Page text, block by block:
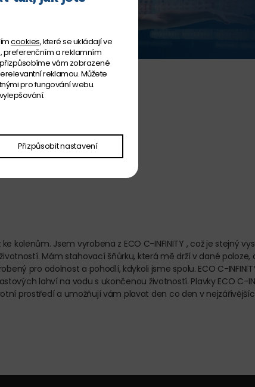
Jsem vyrobena z ECO C-INFINITY , což je stejný
Mám stahovací šňůrku, která mě drží v dané poloze,
pro odolnost a pohodlí, kdykoli jsme spolu. ECO C-
lahví na vodu s ukončenou životností. Plavky ECO C-
prostředí a umožňují vám plavat den co den v
cookies, které se ukládají ve
preferenčním a reklamním
vám zobrazené
reklamou. Můžete
pro fungování webu.
Přizpůsobit nastavení